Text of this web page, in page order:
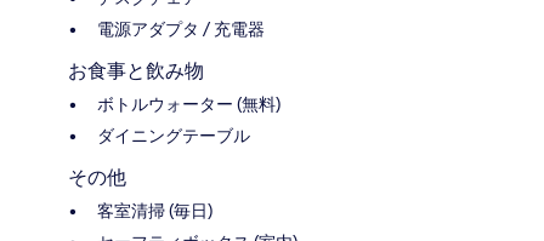
電源アダプタ / 充電器
お食事と飲み物
ボトルウォーター (無料)
ダイニングテーブル
その他
客室清掃 (毎日)